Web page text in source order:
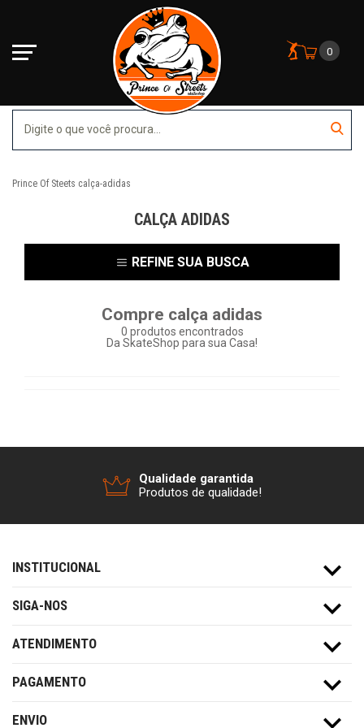
0
Prince Of Steets calça-adidas
CALÇA ADIDAS
REFINE SUA BUSCA
Compre calça adidas
0 produtos encontrados
Da SkateShop para sua Casa!
Qualidade garantida
Produtos de qualidade!
INSTITUCIONAL
SIGA-NOS
ATENDIMENTO
PAGAMENTO
ENVIO